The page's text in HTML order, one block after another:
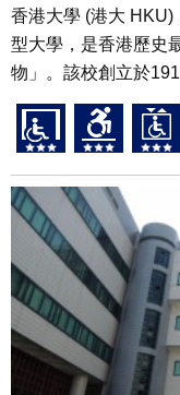
香港大學 (港大 HKU)
型大學，是香港歷史
物」。該校創立於